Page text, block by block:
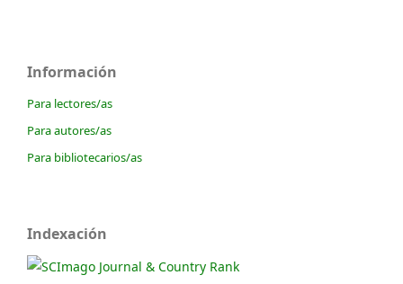
Información
Para lectores/as
Para autores/as
Para bibliotecarios/as
Indexación